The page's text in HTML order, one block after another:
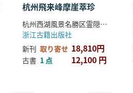
杭州飛来峰摩崖萃珍
杭州西湖風景名勝区霊隠管理処 主編
浙江古籍出版社
新刊 取り寄せ 18,810円
古書 1 点 12,100 円